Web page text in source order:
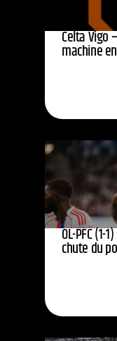
Celta Vigo
machine
OL-PFC (1-
chute du